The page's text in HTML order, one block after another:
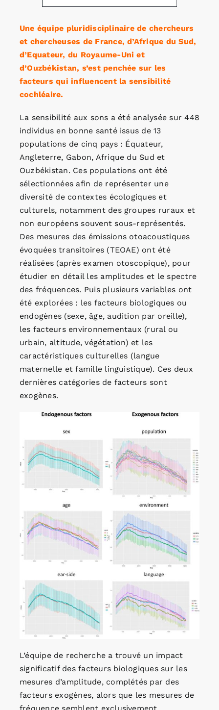
Une équipe pluridisciplinaire de chercheurs
et chercheuses de France, d’Afrique du Sud,
d’Equateur, du Royaume-Uni et
d’Ouzbékistan, s’est penchée sur les
facteurs qui influencent la sensibilité
cochléaire.
La sensibilité aux sons a été analysée sur 448
individus en bonne santé issus de 13
populations de cinq pays : Équateur,
Angleterre, Gabon, Afrique du Sud et
Ouzbékistan. Ces populations ont été
sélectionnées afin de représenter une
diversité de contextes écologiques et
culturels, notamment des groupes ruraux et
non européens souvent sous-représentés.
Des mesures des émissions otoacoustiques
évoquées transitoires (TEOAE) ont été
réalisées (après examen otoscopique), pour
étudier en détail les amplitudes et le spectre
des fréquences. Puis plusieurs variables ont
été explorées : les facteurs biologiques ou
endogènes (sexe, âge, audition par oreille),
les facteurs environnementaux (rural ou
urbain, altitude, végétation) et les
caractéristiques culturelles (langue
maternelle et famille linguistique). Ces deux
dernières catégories de facteurs sont
exogènes.
L’équipe de recherche a trouvé un impact
significatif des facteurs biologiques sur les
mesures d’amplitude, complétés par des
facteurs exogènes, alors que les mesures de